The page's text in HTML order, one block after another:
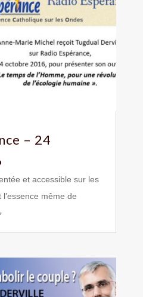
– 24
et accessible sur les
même de